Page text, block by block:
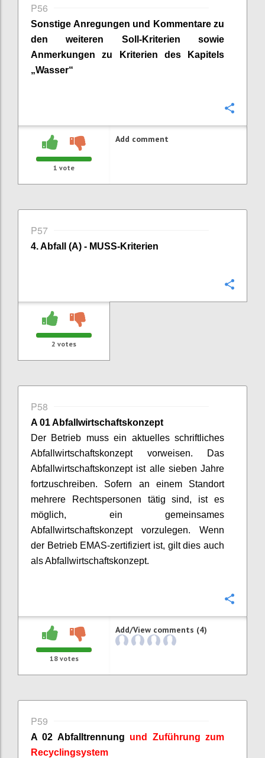
P56
Sonstige Anregungen und Kommentare zu
den weiteren Soll-Kriterien sowie
Anmerkungen zu Kriterien des Kapitels
„Wasser“
1 vote
Add comment
P57
4. Abfall (A) - MUSS-Kriterien
2 votes
P58
A 01 Abfallwirtschaftskonzept
Der Betrieb muss ein aktuelles schriftliches
Abfallwirtschaftskonzept vorweisen. Das
Abfallwirtschaftskonzept ist alle sieben Jahre
fortzuschreiben. Sofern an einem Standort
mehrere Rechtspersonen tätig sind, ist es
möglich, ein gemeinsames
Abfallwirtschaftskonzept vorzulegen. Wenn
der Betrieb EMAS-zertifiziert ist, gilt dies auch
als Abfallwirtschaftskonzept.
18votes
Add/View comments (4)
P59
A 02 Abfalltrennung und Zuführung zum
Recyclingsystem